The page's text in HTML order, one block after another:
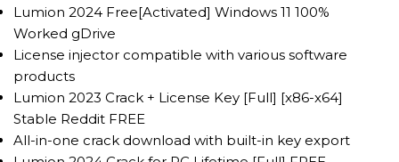
Lumion 2024 Free[Activated] Windows 11 100%
Worked gDrive
License injector compatible with various software
products
Lumion 2023 Crack + License Key [Full] [x86-x64]
Stable Reddit FREE
All-in-one crack download with built-in key export